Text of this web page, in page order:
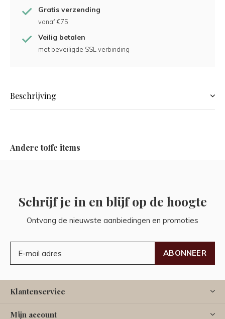
Gratis verzending
vanaf €75
Veilig betalen
met beveiligde SSL verbinding
Beschrijving
Andere toffe items
Schrijf je in en blijf op de hoogte
Ontvang de nieuwste aanbiedingen en promoties
ABONNEER
Klantenservice
Mijn account